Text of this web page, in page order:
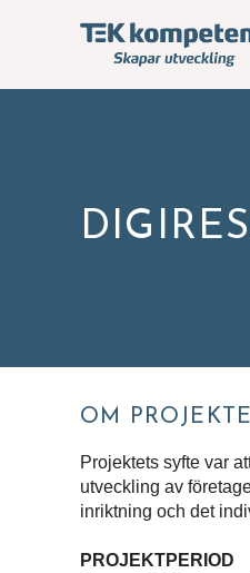
OM
Projektets syfte var
utveckling av
inriktning och det
PROJEKTPERIOD